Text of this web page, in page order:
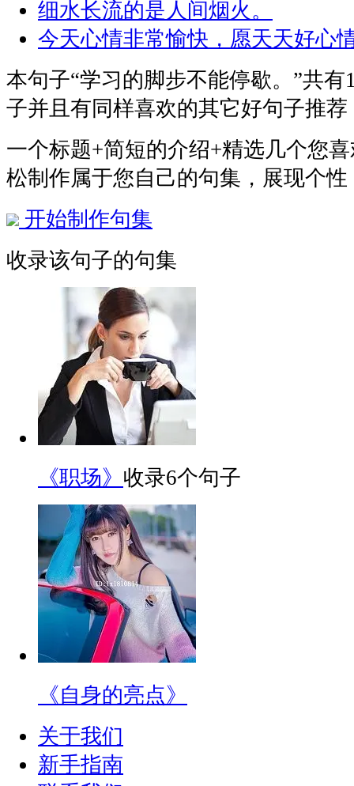
细水长流的是人间烟火。
今天心情非常愉快，愿天天好心
本句子“学习的脚步不能停歇。”共有
子并且有同样喜欢的其它好句子推
一个标题+简短的介绍+精选几个您
松制作属于您自己的句集，展现个
开始制作句集
收录该句子的句集
《职场》 收录6个句子
《自身的亮点》
关于我们
新手指南